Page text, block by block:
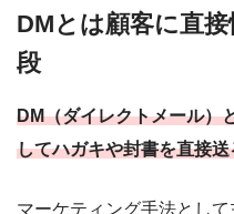
DMとは顧客に直
段
DM（ダイレクトメール）
してハガキや封書を直接
マーケティング手法とし